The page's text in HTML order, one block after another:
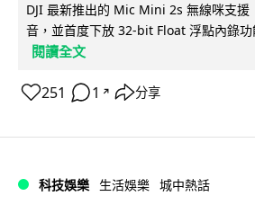
DJI 最新推出的 Mic Mini 2s 無線咪支援
音，並首度下放 32-bit Float 浮點內錄
閱讀全文
251 1 ↗ 分享
科技娛樂 生活娛樂 城中熱話